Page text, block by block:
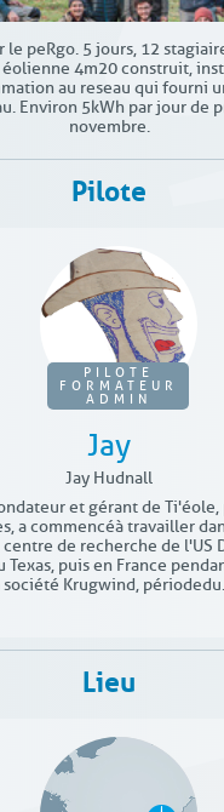
peRgo. 5 jours, 12
4m20 construit,
au reseau qui fourni
Environ 5kWh par jour de
novembre.
Pilote
PILOTE
FORMATEUR
ADMIN
Jay
Jay Hudnall
et gérant de Ti'éole,
a commencé à travailler
centre de recherche de l'US
Texas, puis en France
société Krugwind, période
Lieu